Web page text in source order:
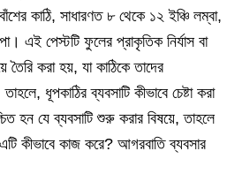
কাঠি, সাধারণত ৮ থেকে ১২ ইঞ্চি লম্বা,
এই পেস্টটি ফুলের প্রাকৃতিক নির্যাস বা
তৈরি করা হয়, যা কাঠিকে তাদের
ধূপকাঠির ব্যবসাটি কীভাবে চেষ্টা করা
হন যে ব্যবসাটি শুরু করার বিষয়ে, তাহলে
কীভাবে কাজ করে? আগরবাতি ব্যবসার